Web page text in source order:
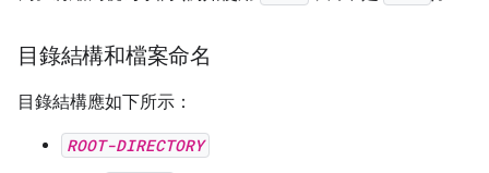
目錄結構和檔案命名
目錄結構應如下所示：
ROOT-DIRECTORY